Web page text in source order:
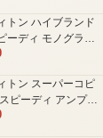
トン ハイブランド
ーディ モノグラム
2WAYミニバッグ
トン スーパーコピ
ピーディ アンプラ
ー ミニボストンバ